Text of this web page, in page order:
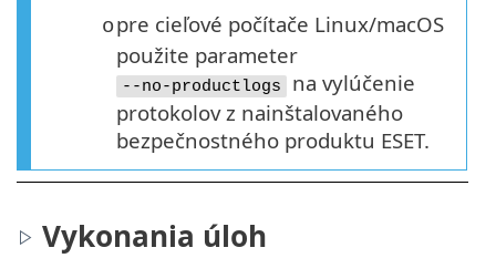
opre cieľové počítače Linux/macOS
použite parameter
--no-productlogs
na vylúčenie
protokolov z nainštalovaného
bezpečnostného produktu ESET.
Vykonania úloh